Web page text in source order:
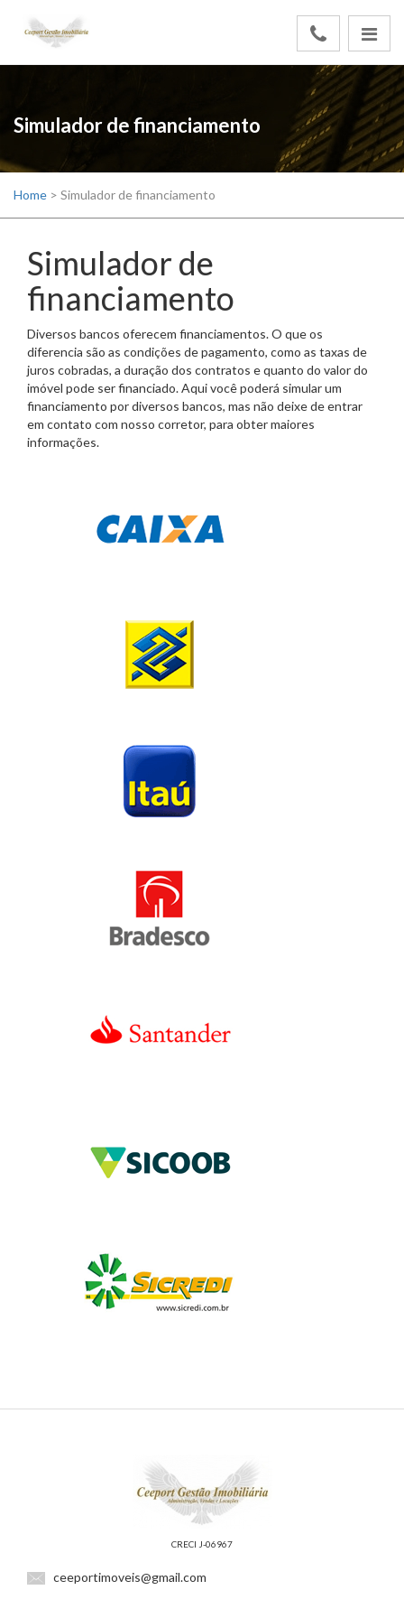
Simulador de financiamento
Home > Simulador de financiamento
Simulador de
financiamento
Diversos bancos oferecem financiamentos. O que os
diferencia são as condições de pagamento, como as taxas de
juros cobradas, a duração dos contratos e quanto do valor do
imóvel pode ser financiado. Aqui você poderá simular um
financiamento por diversos bancos, mas não deixe de entrar
em contato com nosso corretor, para obter maiores
informações.
CRECI J-06967
ceeportimoveis@gmail.com